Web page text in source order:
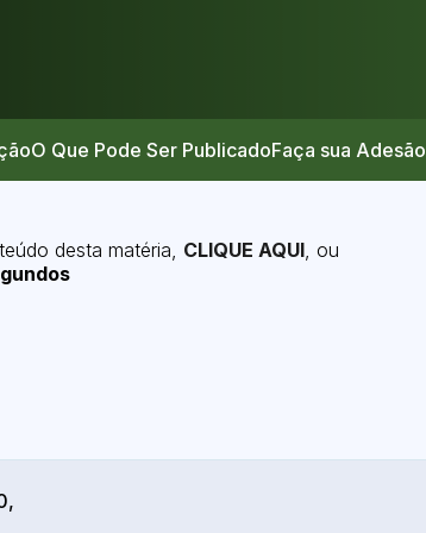
O Que Pode Ser PublicadoFaça sua Adesão
desta matéria, CLIQUE AQUI, ou